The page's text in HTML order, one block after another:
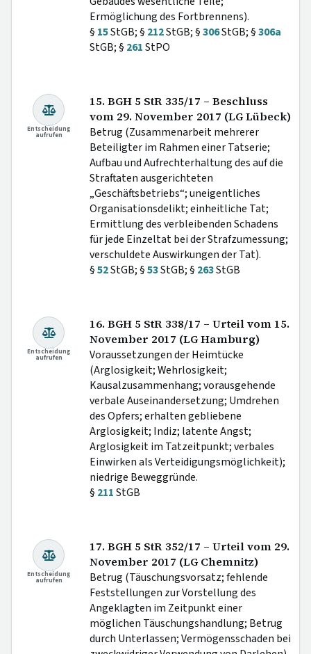
Ermöglichung des Fortbrennens).
§ 15StGB; § 212StGB; §306StGB; §306a
StGB; § 261StPO
Entscheidung
aufrufen
15. BGH 5 StR 335/17 – Beschluss
vom 29. November 2017 (LG Lübeck)
Betrug (Zusammenarbeit mehrerer
Beteiligter im Rahmen einer Tatserie;
Aufbau und Aufrechterhaltung des auf die
Straftaten ausgerichteten
„Geschäftsbetriebs“; uneigentliches
Organisationsdelikt; einheitliche Tat;
Ermittlung des verbleibenden Schadens
für jede Einzeltat bei der Strafzumessung;
verschuldete Auswirkungen der Tat).
§52StGB; §53StGB; § 263StGB
Entscheidung
aufrufen
16. BGH 5 StR 338/17 – Urteil vom 15.
November 2017 (LG Hamburg)
Voraussetzungen der Heimtücke
(Arglosigkeit; Wehrlosigkeit;
Kausalzusammenhang; vorausgehende
verbale Auseinandersetzung; Umdrehen
des Opfers; erhalten gebliebene
Arglosigkeit; Indiz; latente Angst;
Arglosigkeit im Tatzeitpunkt; verbales
Einwirken als Verteidigungsmöglichkeit);
niedrige Beweggründe.
§ 211StGB
Entscheidung
aufrufen
17. BGH 5 StR 352/17 – Urteil vom 29.
November 2017 (LG Chemnitz)
Betrug (Täuschungsvorsatz; fehlende
Feststellungen zur Vorstellung des
Angeklagten im Zeitpunkt einer
möglichen Täuschungshandlung; Betrug
durch Unterlassen; Vermögensschaden bei